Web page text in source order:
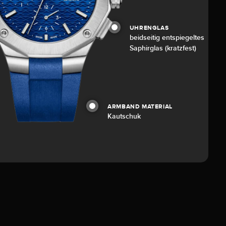
UHRENGLAS
beidseitig entspiegeltes
Saphirglas (kratzfest)
ARMBAND MATERIAL
Kautschuk